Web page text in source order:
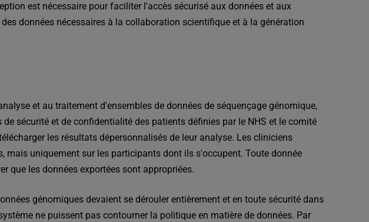
est nécessaire pour faciliter l'accès sécurisé aux données et aux
données nécessaires à la collaboration scientifique et à la génération
et au traitement d'ensembles de données de séquençage génomique,
sécurité et de confidentialité des patients définies par le NHS et le comité
les résultats dépersonnalisés de leur analyse. Les cliniciens
mais uniquement sur les participants dont ils s'occupent. Toute donnée
que les données exportées sont appropriées.
génomiques devaient se dérouler entièrement et en toute sécurité dans
ne puissent pas contourner la politique en matière de données. Par